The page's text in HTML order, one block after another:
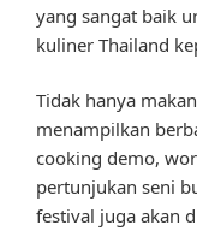
yang sangat baik
kuliner Thailand
Tidak hanya
menampilkan
cooking demo,
pertunjukan seni
festival juga akan